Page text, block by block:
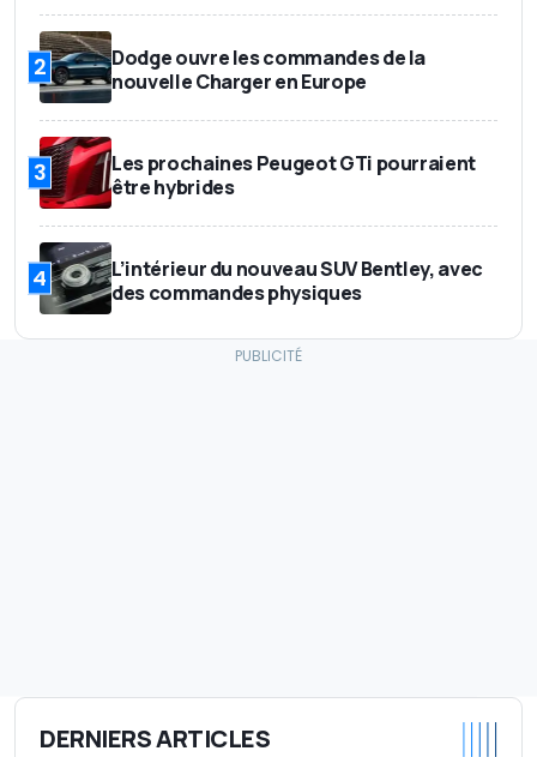
2
Dodge ouvre les commandes de la
nouvelle Charger en Europe
3
Les prochaines Peugeot GTi pourraient
être hybrides
4
L’intérieur du nouveau SUV Bentley, avec
des commandes physiques
DERNIERS ARTICLES